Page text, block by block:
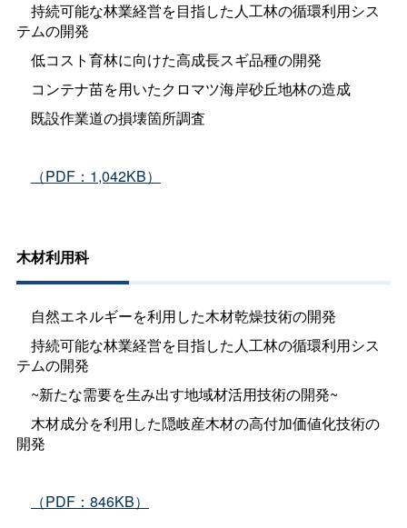
持続可能な林業経営を目指した人工林の循環利用シス
テムの開発
低コスト育林に向けた高成長スギ品種の開発
コンテナ苗を用いたクロマツ海岸砂丘地林の造成
既設作業道の損壊箇所調査
（PDF：1,042KB）
木材利用科
自然エネルギーを利用した木材乾燥技術の開発
持続可能な林業経営を目指した人工林の循環利用シス
テムの開発
~新たな需要を生み出す地域材活用技術の開発~
木材成分を利用した隠岐産木材の高付加価値化技術の
開発
（PDF：846KB）